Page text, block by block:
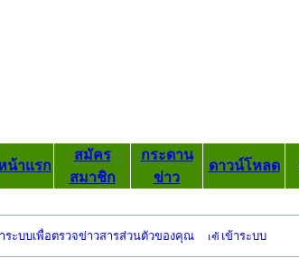
น้าแรก
สมัคร
สมาชิก
กระดาน
ข่าว
ดาวน์โหลด
ระบบเพื่อตรวจข่าวสารส่วนตัวของคุณ เข้าระบบ